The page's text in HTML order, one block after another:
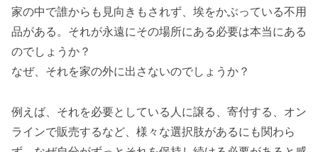
家の中で誰からも見向きもされず、埃をかぶっている不用
品がある。それが永遠にその場所にある必要は本当にある
のでしょうか？
なぜ、それを家の外に出さないのでしょうか？
例えば、それを必要としている人に譲る、寄付する、オン
ラインで販売するなど、様々な選択肢があるにも関わら